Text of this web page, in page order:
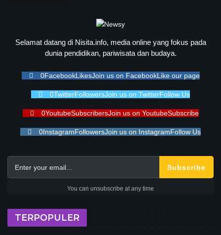
Selamat datang di Nisita.info, media online yang fokus pada
dunia pendidikan, pariwisata dan budaya.
0FacebookLikesJoin us on FacebookLike our page
0TwitterFollowersJoin us on TwitterFollow Us
0YoutubeSubscribersJoin us on YoutubeSubscribe
0InstagramFollowersJoin us on InstagramFollow Us
Subscribe
You can unsubscribe at any time
TERPOPULER